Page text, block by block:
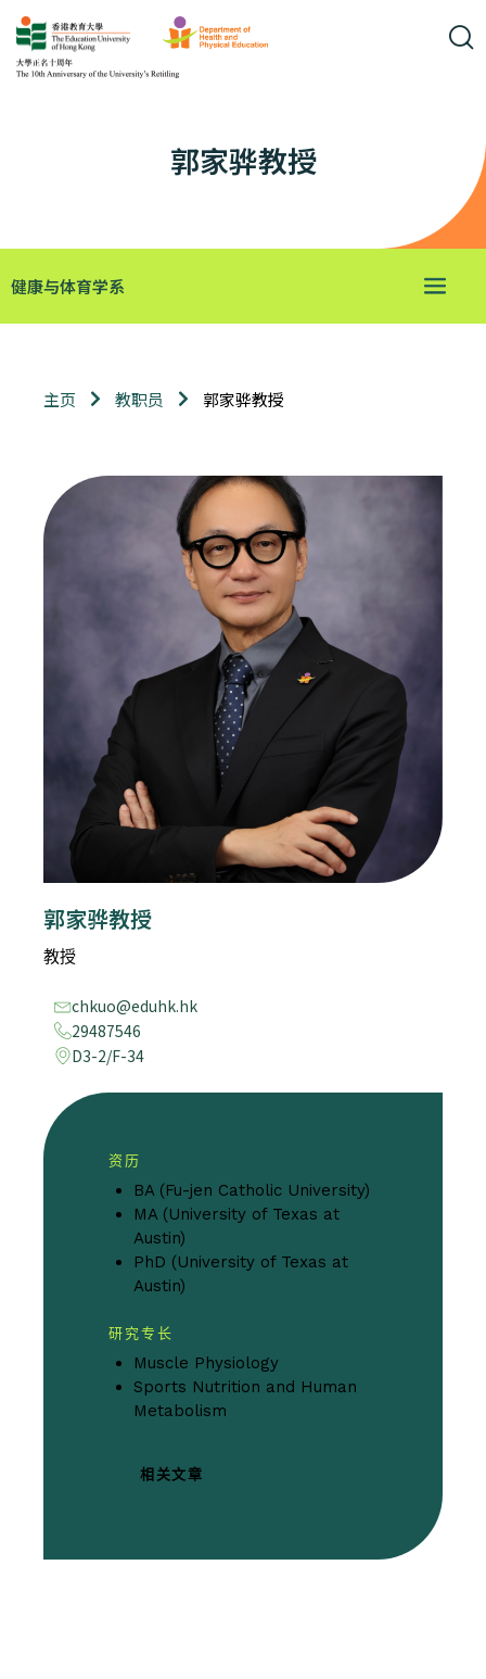
郭家骅教授
健康与体育学系
主页 教职员 郭家骅教授
郭家骅教授
教授
chkuo@eduhk.hk
29487546
D3-2/F-34
资历
BA (Fu-jen Catholic University)
MA (University of Texas at
Austin)
PhD (University of Texas at
Austin)
研究专长
Muscle Physiology
Sports Nutrition and Human
Metabolism
相关文章